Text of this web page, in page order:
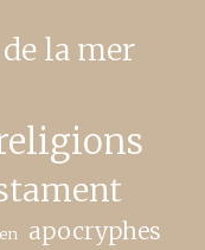
la mer
apocryphes